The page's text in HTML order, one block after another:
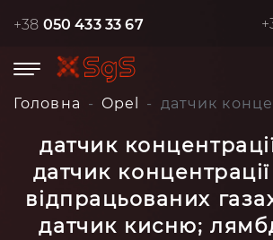
+38 050 433 33 67
Головна Opel датчик
датчик
датчик
відпрацьованих
датчик кисню;